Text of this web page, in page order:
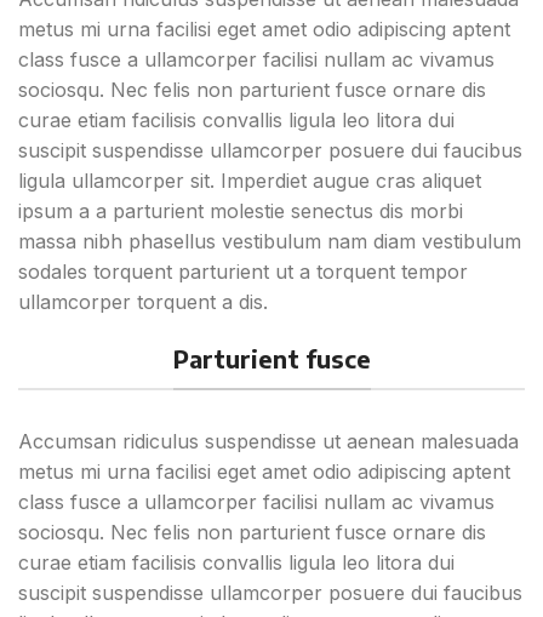
metus mi urna facilisi eget amet odio adipiscing aptent
class fusce a ullamcorper facilisi nullam ac vivamus
sociosqu. Nec felis non parturient fusce ornare dis
curae etiam facilisis convallis ligula leo litora dui
suscipit suspendisse ullamcorper posuere dui faucibus
ligula ullamcorper sit. Imperdiet augue cras aliquet
ipsum a a parturient molestie senectus dis morbi
massa nibh phasellus vestibulum nam diam vestibulum
sodales torquent parturient ut a torquent tempor
ullamcorper torquent a dis.
Parturient fusce
Accumsan ridiculus suspendisse ut aenean malesuada
metus mi urna facilisi eget amet odio adipiscing aptent
class fusce a ullamcorper facilisi nullam ac vivamus
sociosqu. Nec felis non parturient fusce ornare dis
curae etiam facilisis convallis ligula leo litora dui
suscipit suspendisse ullamcorper posuere dui faucibus